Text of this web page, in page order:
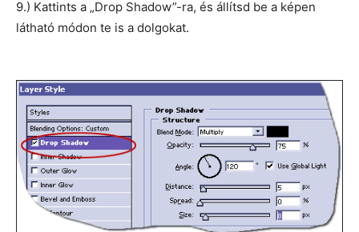
9.) Kattints a „Drop Shadow”-ra, és állítsd be a képen
látható módon te is a dolgokat.